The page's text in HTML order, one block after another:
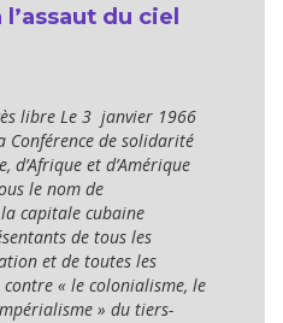
du ciel
libre Le 3 janvier 1966
Conférence de solidarité
d’Afrique et d’Amérique
le nom de
capitale cubaine
de tous les
et de toutes les
« le colonialisme, le
» du tiers-